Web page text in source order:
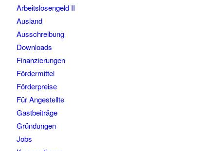
Arbeitslosengeld II
Ausland
Ausschreibung
Downloads
Finanzierungen
Fördermittel
Förderpreise
Für Angestellte
Gastbeiträge
Gründungen
Jobs